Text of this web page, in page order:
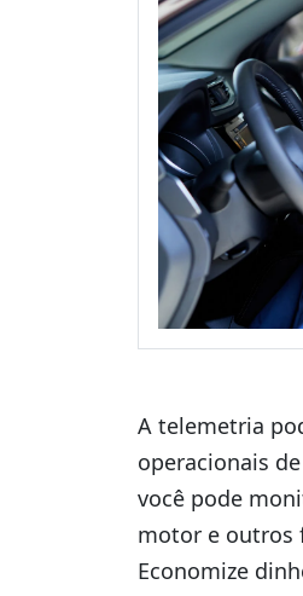
A telemetria
operacionais
você pode
motor e outros
Economize